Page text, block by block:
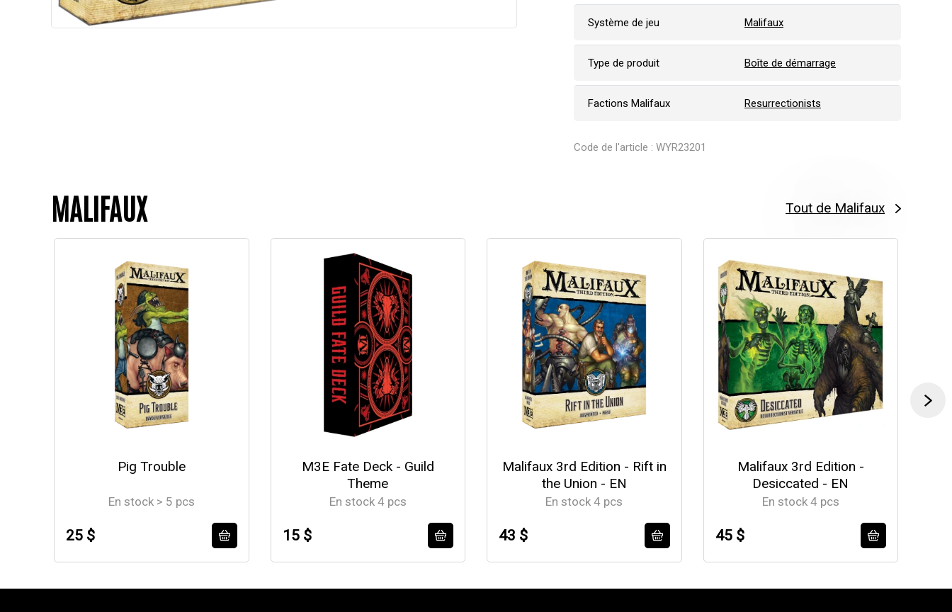
Système de jeu Malifaux
Type de produit Boîte de démarrage
Factions Malifaux Resurrectionists
Code de l'article : WYR23201
MALIFAUX Tout de Malifaux
Pig Trouble
En stock > 5 pcs
25 $
M3E Fate Deck - Guild
Theme
En stock 4 pcs
15 $
Malifaux 3rd Edition - Rift in
the Union - EN
En stock 4 pcs
43 $
Malifaux 3rd Edition -
Desiccated - EN
En stock 4 pcs
45 $